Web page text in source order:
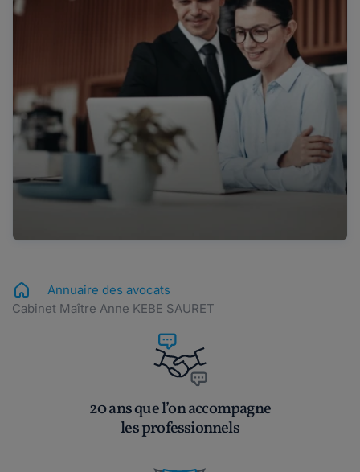
Annuaire des avocats
Cabinet Maître Anne KEBE SAURET
20 ans que l’on accompagne
les professionnels